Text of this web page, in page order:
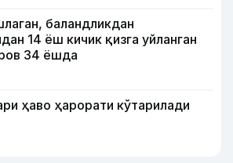
баландликдан
14 ёш кичик қизга уйланган
34 ёшда
ҳаво ҳарорати кўтарилади